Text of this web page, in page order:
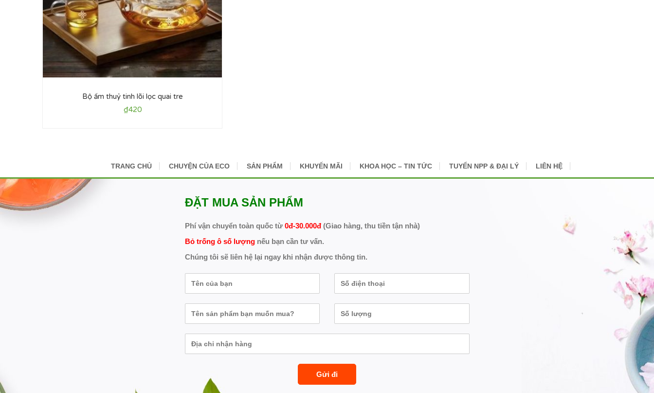
Bộ ấm thuỷ tinh lõi lọc quai tre
₫420
TRANG CHỦ CHUYỆN CỦA ECO SẢN PHẨM KHUYẾN MÃI KHOA HỌC – TIN TỨC TUYỂN NPP & ĐẠI LÝ LIÊN HỆ
ĐẶT MUA SẢN PHẨM
Phí vận chuyển toàn quốc từ 0đ-30.000đ(Giao hàng, thu tiền tận nhà)
Bỏ trống ô số lượngnếu bạn cần tư vấn.
Chúng tôi sẽ liên hệ lại ngay khi nhận được thông tin.